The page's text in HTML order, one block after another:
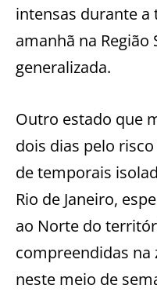
intensas durante a
amanhã na Região
generalizada.
Outro estado que
dois dias pelo
de temporais
Rio de Janeiro,
ao Norte do
compreendidas na
neste meio de